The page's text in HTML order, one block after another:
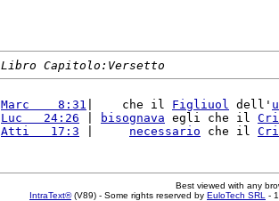
Libro Capitolo:Versetto
Marc    8:31 |    che il Figliuol dell'
Luc   24:26 bisognava egli che il
Atti   17:3 necessario che il
Best viewed with any
IntraText®(V89) - Some rights reserved by EuloTech SRL -